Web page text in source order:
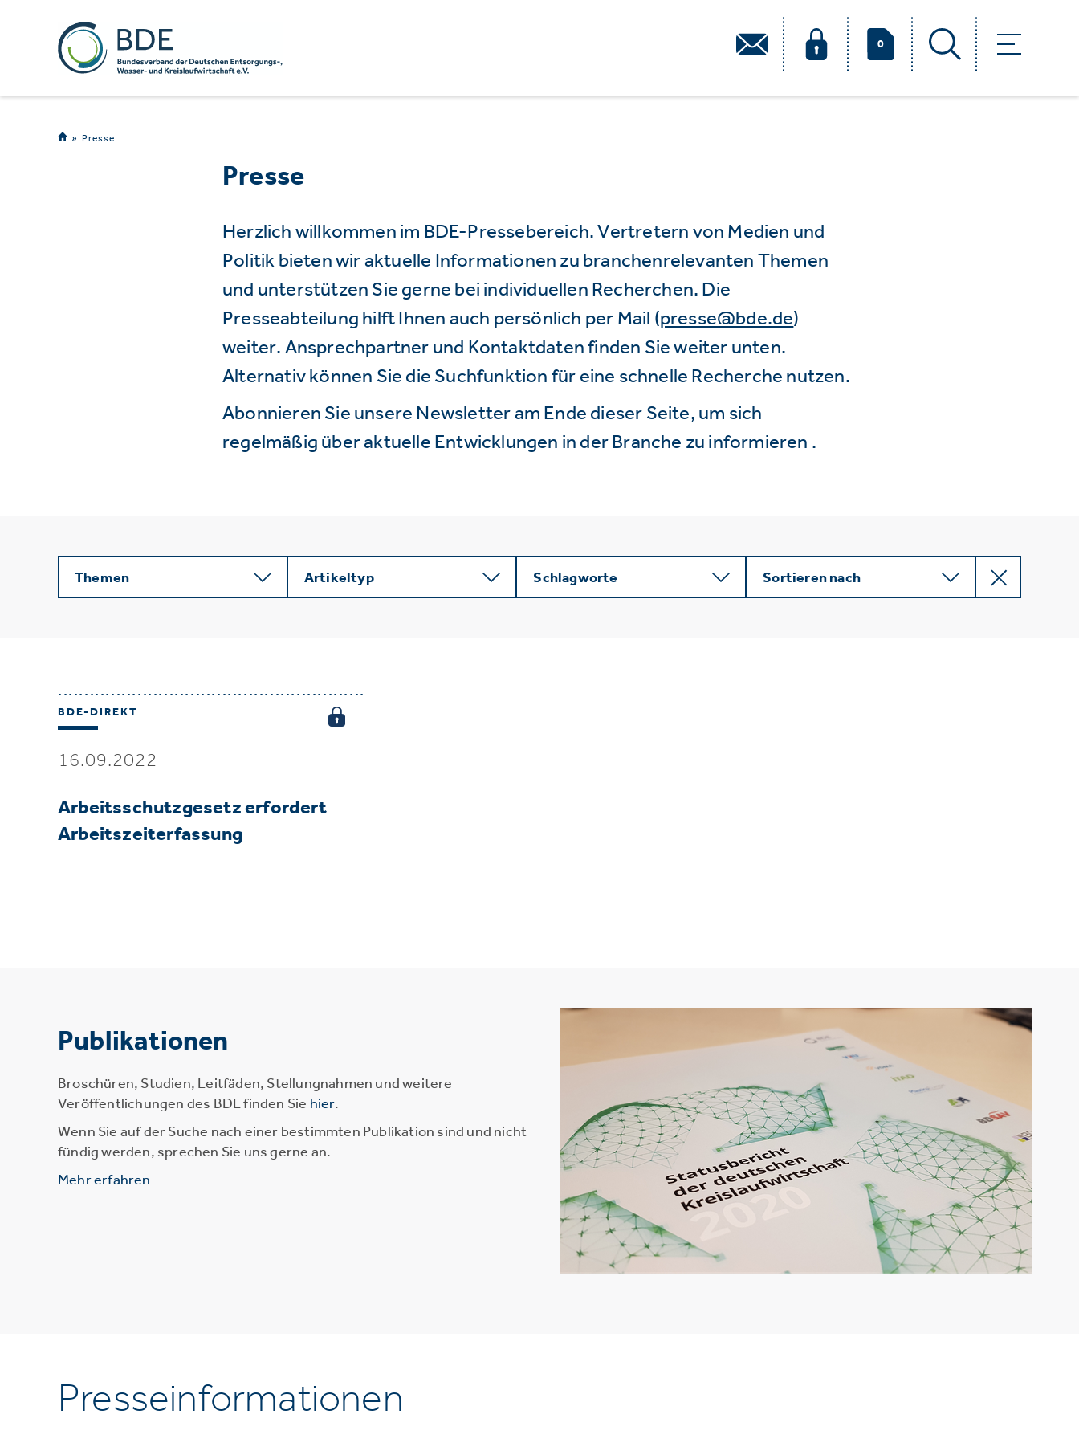
0
Presse
Presse
Herzlich willkommen im BDE-Pressebereich. Vertretern von Medien und
Politik bieten wir aktuelle Informationen zu branchenrelevanten Themen
und unterstützen Sie gerne bei individuellen Recherchen. Die
Presseabteilung hilft Ihnen auch persönlich per Mail (presse@bde.de)
weiter. Ansprechpartner und Kontaktdaten finden Sie weiter unten.
Alternativ können Sie die Suchfunktion für eine schnelle Recherche nutzen.
Abonnieren Sie unsere Newsletter am Ende dieser Seite, um sich
regelmäßig über aktuelle Entwicklungen in der Branche zu informieren .
Themen Artikeltyp Schlagworte Sortieren nach
BDE-DIREKT
16.09.2022
Arbeitsschutzgesetz erfordert
Arbeitszeiterfassung
Publikationen
Broschüren, Studien, Leitfäden, Stellungnahmen und weitere
Veröffentlichungen des BDE finden Sie hier.
Wenn Sie auf der Suche nach einer bestimmten Publikation sind und nicht
fündig werden, sprechen Sie uns gerne an.
Mehr erfahren
Presseinformationen